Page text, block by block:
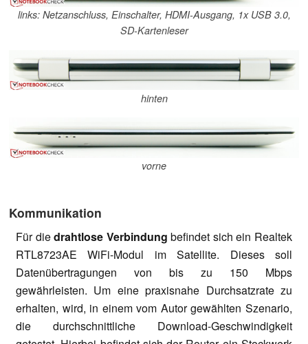
links: Netzanschluss, Einschalter, HDMI-Ausgang, 1x USB 3.0,
SD-Kartenleser
hinten
vorne
Kommunikation
Für diedrahtlose Verbindung befindet sich ein Realtek
RTL8723AE WiFi-Modul im Satellite. Dieses soll
Datenübertragungen von bis zu 150 Mbps
gewährleisten. Um eine praxisnahe Durchsatzrate zu
erhalten, wird, in einem vom Autor gewählten Szenario,
die durchschnittliche Download-Geschwindigkeit